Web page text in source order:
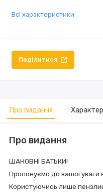
Всі характеристики
Поділитися
Про видання
Про видання
ШАНОВНІ БАТЬКИ!
Пропонуємо до вашої уваги
Користуючись лише